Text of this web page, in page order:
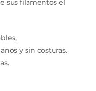
sus filamentos el
y sin costuras.